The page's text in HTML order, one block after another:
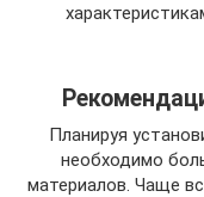
Планируя
необходимо
материалов. Чаще